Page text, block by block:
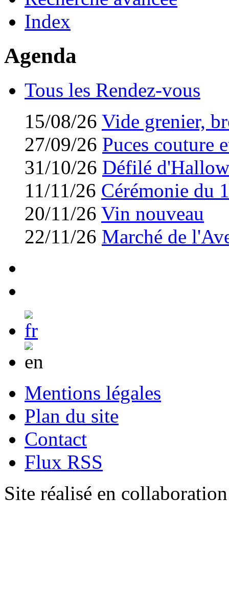
Index
Agenda
Tous les Rendez-vous
15/08/26 Vide grenier,
27/09/26 Puces couture
31/10/26 Défilé
11/11/26 Cérémonie du
20/11/26 Vin nouveau
22/11/26 Marché de
Mentions légales
Plan du site
Contact
Flux RSS
Site réalisé en